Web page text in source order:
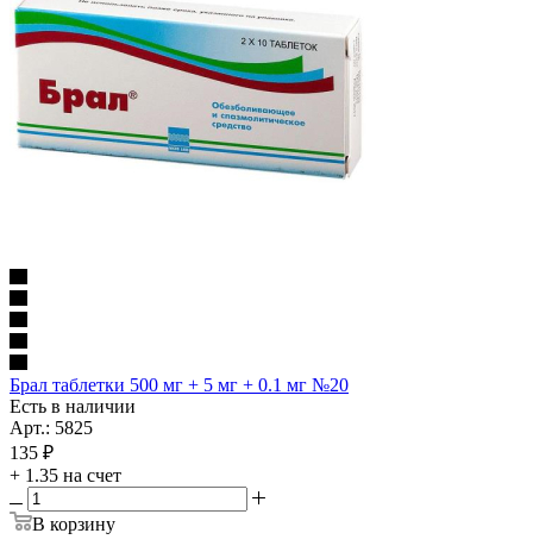
Брал таблетки 500 мг + 5 мг + 0.1 мг №20
Есть в наличии
Арт.: 5825
135 ₽
+ 1.35 на счет
В корзину